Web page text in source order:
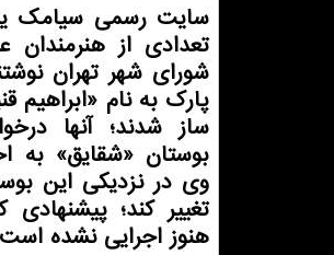
سایت رسمی سیامك
تعدادی از
شورای شهر تهران
پارك به نام «ابراهیم
ساز شدند؛ آنها
بوستان «شقایق» به
وی در نزدیكی این
تغییر كند؛
هنوز اجرایی نشده